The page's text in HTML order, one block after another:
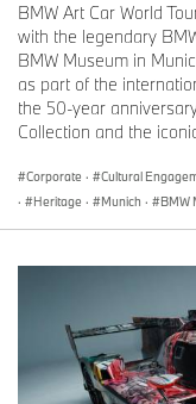
El Compromiso
exclusivas y una visión
se puede seguir en
Experimente el 20º
Del 28–30 de marzo
de Hong Kong
1 Harbour Road, Wan
BMW Art Car World
with the legendary
BMW Museum in
as part of the
the 50-year
Collection and the
Corporate · Cultural
·
Heritage · Munich · BMW